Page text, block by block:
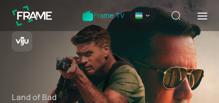
Frame TV
Land of Bad